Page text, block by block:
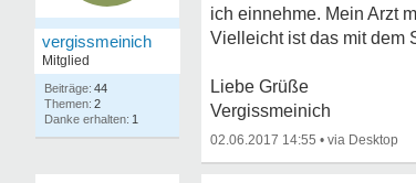
vergissmeinich
Mitglied
44
2
1
ich einnehme. Mein Arzt
Vielleicht ist das mit dem
Liebe Grüße
Vergissmeinich
02.06.2017 14:55 •